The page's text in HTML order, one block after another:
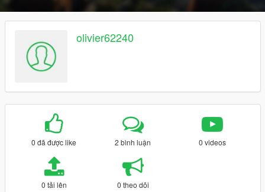
olivier62240
0 đã được like 2 bình luận 0 videos
0 tải lên 0 theo dõi